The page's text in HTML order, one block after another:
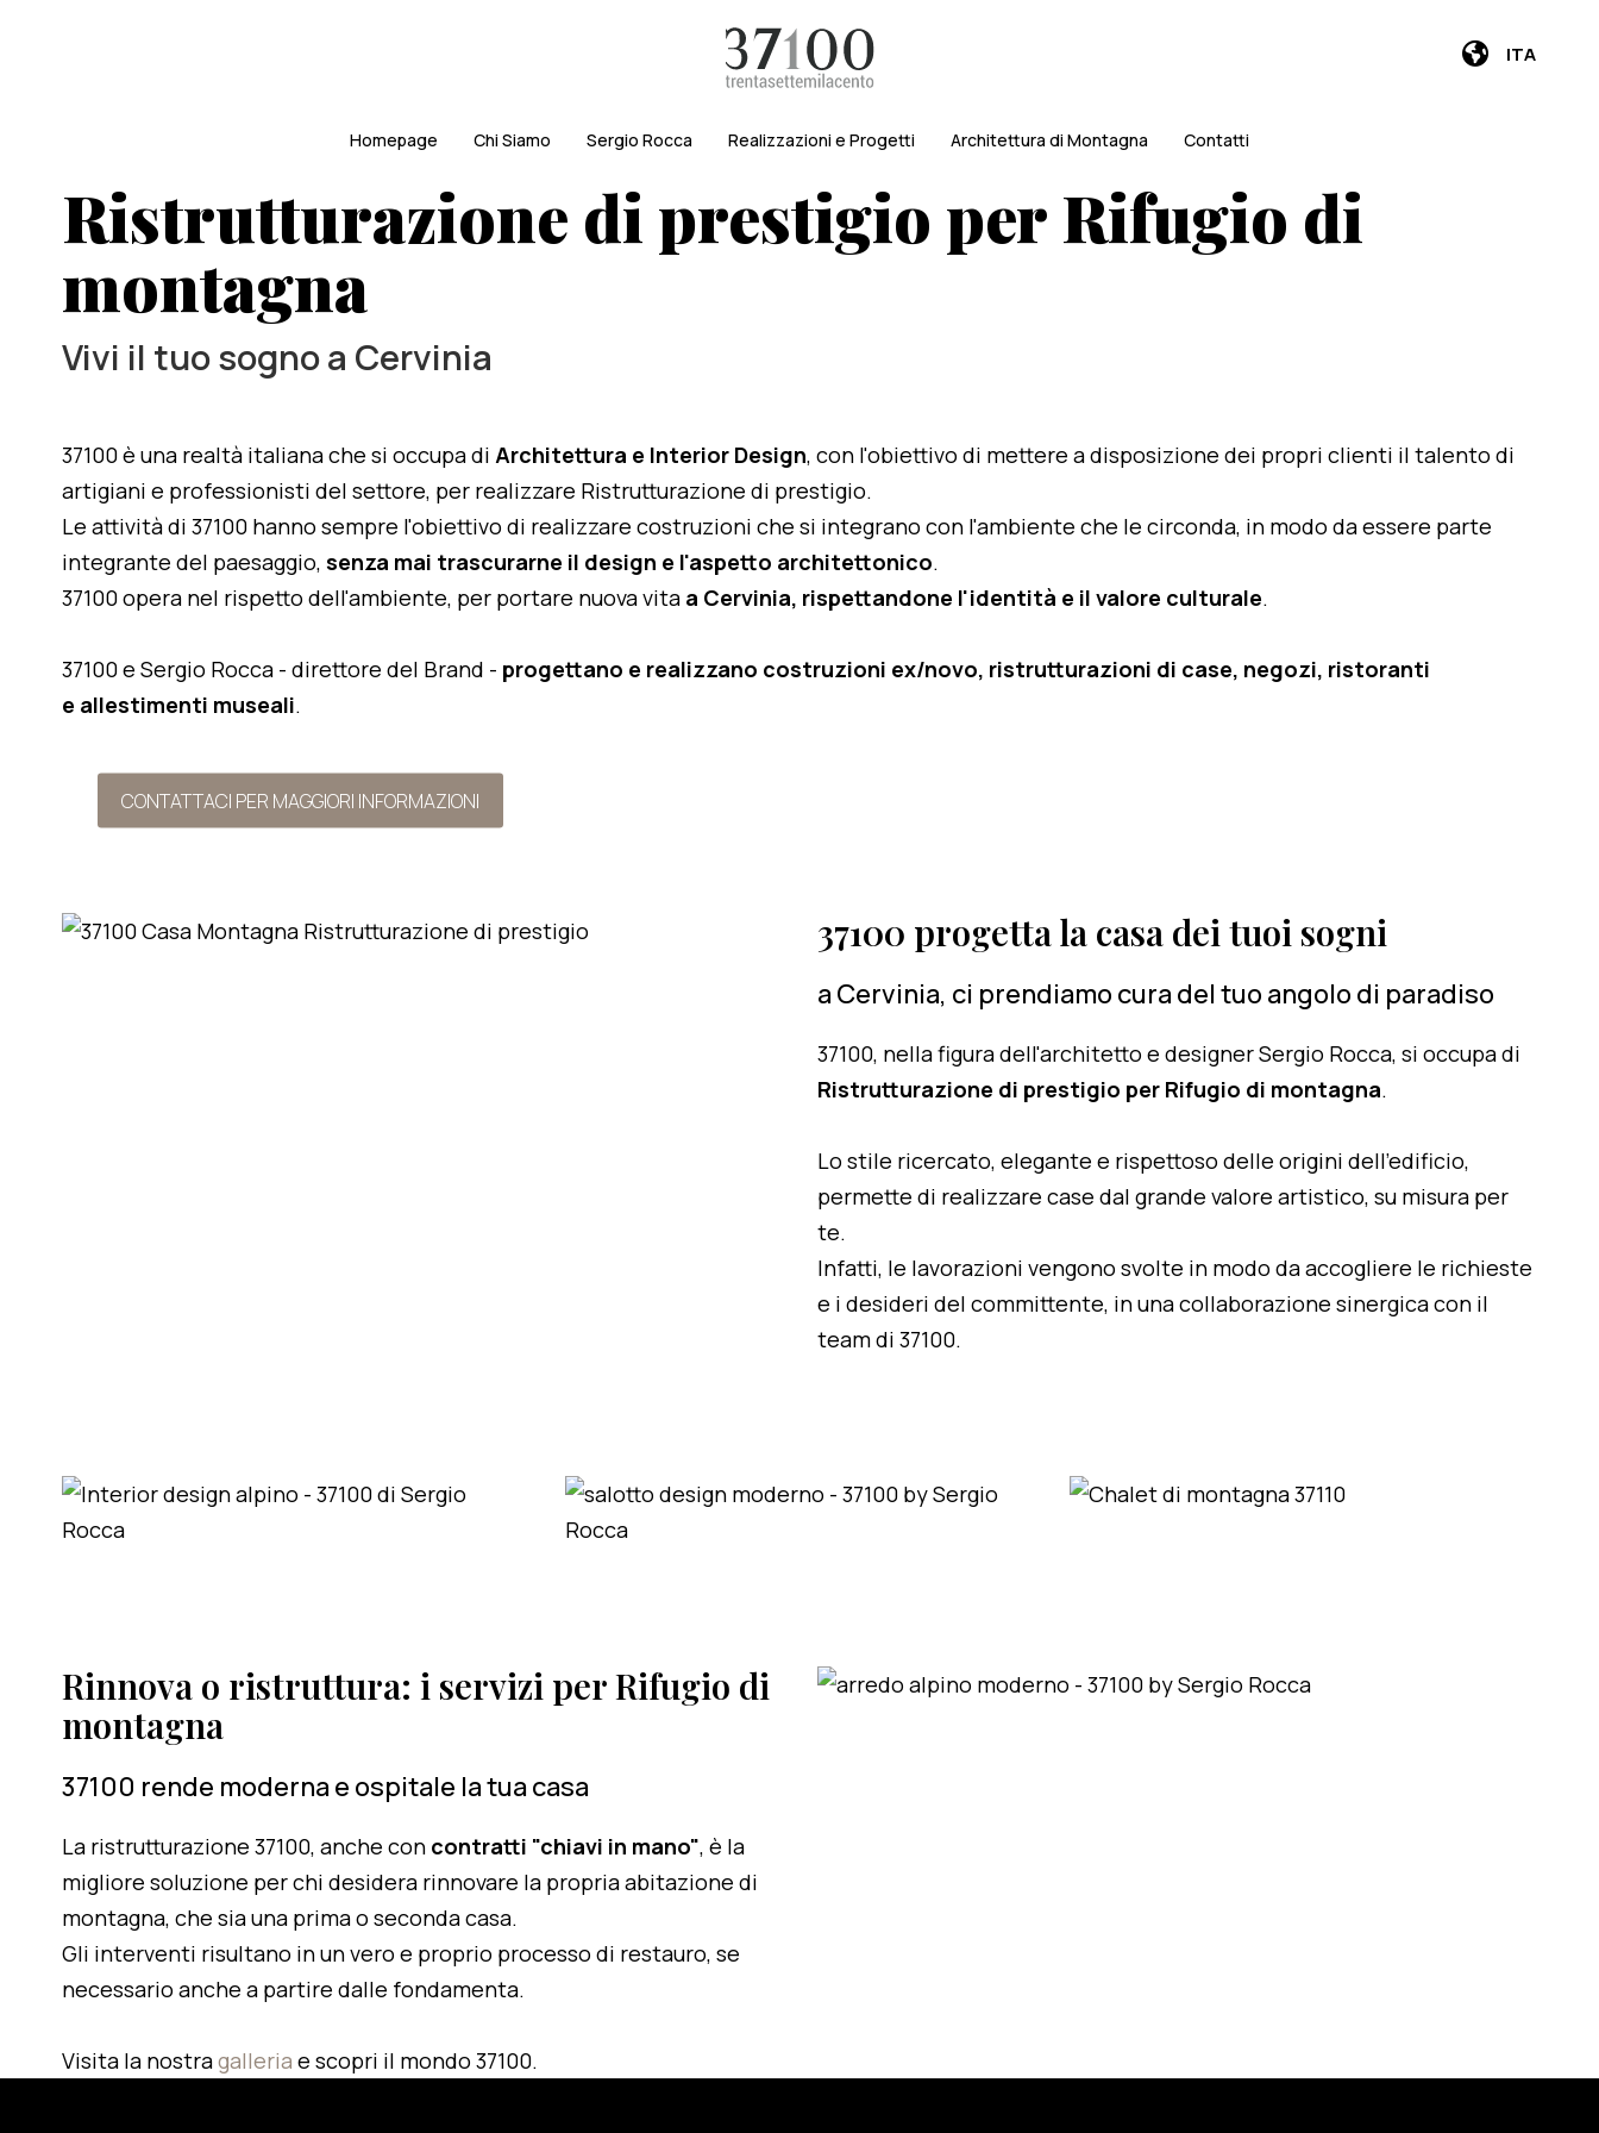
ITA
Homepage Chi Siamo Sergio Rocca Realizzazioni e Progetti Architettura di Montagna Contatti
Ristrutturazione di prestigio per Rifugio di
montagna
Vivi il tuo sogno a Cervinia
37100 è una realtà italiana che si occupa di Architettura e Interior Design, con l'obiettivo di mettere a disposizione dei propri clienti il talento di
artigiani e professionisti del settore, per realizzare Ristrutturazione di prestigio.
Le attività di 37100 hanno sempre l'obiettivo di realizzare costruzioni che si integrano con l'ambiente che le circonda, in modo da essere parte
integrante del paesaggio, senza mai trascurarne il design e l'aspetto architettonico.
37100 opera nel rispetto dell'ambiente, per portare nuova vita a Cervinia, rispettandone l'identità e il valore culturale.
37100 e Sergio Rocca - direttore del Brand - progettano e realizzano costruzioni ex/novo, ristrutturazioni di case, negozi, ristoranti
e allestimenti museali.
CONTATTACI PER MAGGIORI INFORMAZIONI
37100 progetta la casa dei tuoi sogni
a Cervinia, ci prendiamo cura del tuo angolo di paradiso
37100, nella figura dell'architetto e designer Sergio Rocca, si occupa di
Ristrutturazione di prestigio per Rifugio di montagna.
Lo stile ricercato, elegante e rispettoso delle origini dell'edificio,
permette di realizzare case dal grande valore artistico, su misura per
te.
Infatti, le lavorazioni vengono svolte in modo da accogliere le richieste
e i desideri del committente, in una collaborazione sinergica con il
team di 37100.
Rinnova o ristruttura: i servizi per Rifugio di
montagna
37100 rende moderna e ospitale la tua casa
La ristrutturazione 37100, anche con contratti "chiavi in mano", è la
migliore soluzione per chi desidera rinnovare la propria abitazione di
montagna, che sia una prima o seconda casa.
Gli interventi risultano in un vero e proprio processo di restauro, se
necessario anche a partire dalle fondamenta.
Visita la nostragalleria e scopri il mondo 37100.